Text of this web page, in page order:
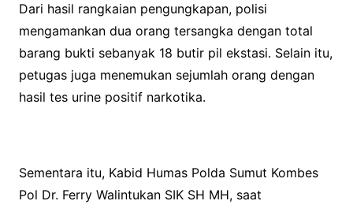
Dari hasil rangkaian pengungkapan, polisi
mengamankan dua orang tersangka dengan total
barang bukti sebanyak 18 butir pil ekstasi. Selain itu,
petugas juga menemukan sejumlah orang dengan
hasil tes urine positif narkotika.
Sementara itu, Kabid Humas Polda Sumut Kombes
Pol Dr. Ferry Walintukan SIK SH MH, saat